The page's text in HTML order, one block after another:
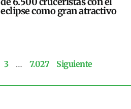
eclipse como gran atractivo
3 … 7.027 Siguiente